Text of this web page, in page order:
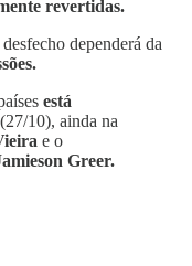
revertidas.
dependerá da
está
10), ainda na
e o
Greer.